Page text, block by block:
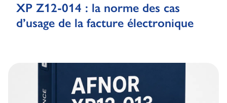
XP Z12-014 : la norme des cas
d’usage de la facture électronique